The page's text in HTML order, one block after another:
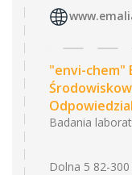
"envi-chem"
Badania
Dolna 5 82-300